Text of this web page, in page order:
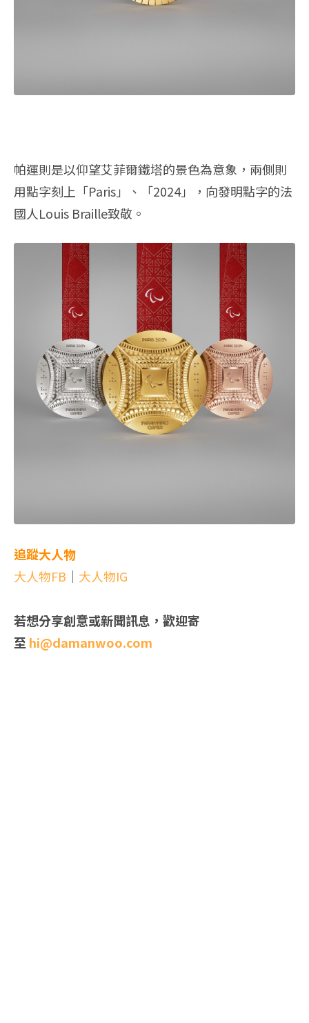
帕運則是以仰望艾菲爾鐵塔的景色為意象，兩側則
用點字刻上「Paris」、「2024」，向發明點字的法
國人Louis Braille致敬。
追蹤大人物
大人物FB ｜ 大人物IG
若想分享創意或新聞訊息，歡迎寄
至 hi@damanwoo.com